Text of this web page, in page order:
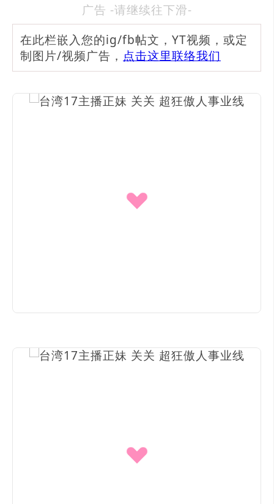
广告 -请继续往下滑-
在此栏嵌入您的ig/fb帖文，YT视频，或定
制图片/视频广告， 点击这里联络我们